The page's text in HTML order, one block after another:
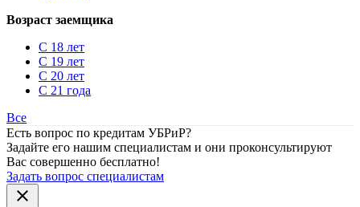
Возраст заемщика
С 18 лет
С 19 лет
С 20 лет
С 21 года
Все
Есть вопрос по кредитам УБРиР?
Задайте его нашим специалистам и они проконсультируют
Вас совершенно бесплатно!
Задать вопрос специалистам
close